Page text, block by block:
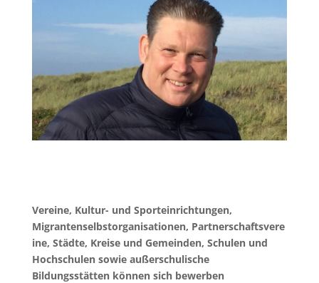
Vereine, Kultur- und Sporteinrichtungen,
Migrantenselbstorganisationen, Partnerschaftsvere
ine, Städte, Kreise und Gemeinden, Schulen und
Hochschulensowie außerschulische
Bildungsstättenkönnen sich bewerben